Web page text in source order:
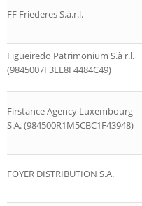
FF Friederes S.à.r.l.
Figueiredo Patrimonium S.à r.l.
(9845007F3EE8F4484C49)
Firstance Agency Luxembourg
S.A. (984500R1M5CBC1F43948)
FOYER DISTRIBUTION S.A.